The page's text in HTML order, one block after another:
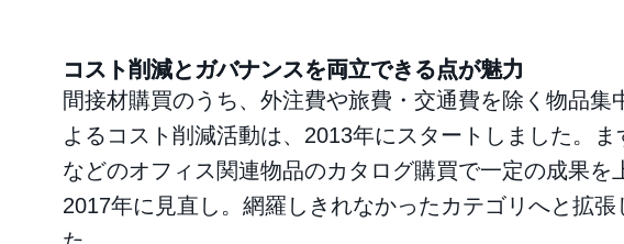
コスト削減とガバナンスを両立できる点が魅力
間接材購買のうち、外注費や旅費・交通費を除く物品集
よるコスト削減活動は、2013年にスタートしました。ま
などのオフィス関連物品のカタログ購買で一定の成果を
2017年に見直し。網羅しきれなかったカテゴリへと拡張